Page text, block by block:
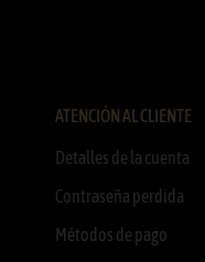
ATENCIÓN AL CLIENTE
Detalles de la cuenta
Contraseña perdida
Métodos de pago